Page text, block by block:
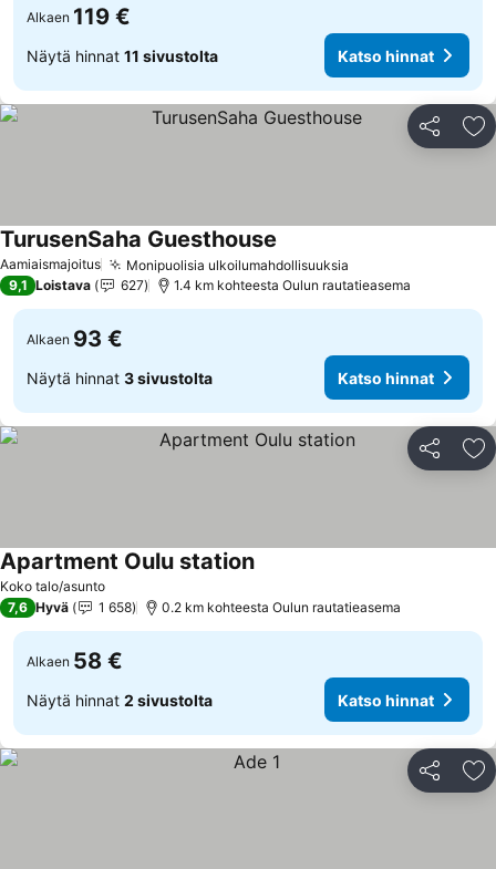
Alkaen 119 €
Näytä hinnat 11 sivustolta Katso hinnat
Jaa
Aamiaismajoitus Monipuolisia ulkoilumahdollisuuksia
TurusenSaha Guesthouse
9,1 Loistava 627 1.4 km kohteesta Oulun rautatieasema
Alkaen 93 €
Näytä hinnat 3 sivustolta Katso hinnat
Jaa
Koko talo/asunto
Apartment Oulu stationKatso hinnat
7,6 Hyvä 1 658 0.2 km kohteesta Oulun rautatieasema
Alkaen 58 €
Näytä hinnat 2 sivustolta Katso hinnat
Jaa